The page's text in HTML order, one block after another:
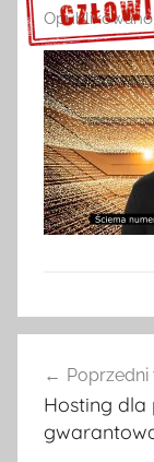
Sprawdź
wpisu
Poprzedni
Hosting dla